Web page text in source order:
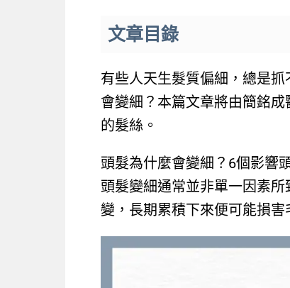
文章目錄
有些人天生髮質偏細，總是
會變細？本篇文章將由簡銘
的髮絲。
頭髮為什麼會變細？6個影響
頭髮變細通常並非單一因素
變，長期累積下來便可能損